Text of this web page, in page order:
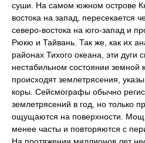
суши. На самом южном острове
востока на запад, пересекается
северо-востока на юго-запад и
Рюкю и Тайвань. Так же, как их
районах Тихого океана, эти дуги
нестабильном состоянии земной
происходят землетрясения,
коры. Сейсмографы обычно
землетрясений в год, но только
ощущаются на поверхности.
менее часты и повторяются с